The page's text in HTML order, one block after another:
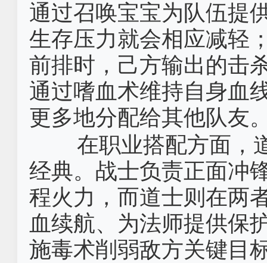
通过召唤宝宝为队伍提
生存压力就会相应减轻
前排时，己方输出的击
通过嗜血术维持自身血
更多地分配给其他队友
在职业搭配方面，
经典。战士负责正面冲
程火力，而道士则在
血续航、为法师提供保
施毒术削弱敌方关键目